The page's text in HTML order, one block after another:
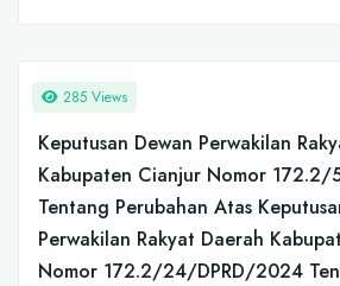
285 Views
Keputusan Dewan Perwakilan
Kabupaten Cianjur Nomor
Tentang Perubahan Atas
Perwakilan Rakyat Daerah
Nomor 172.2/24/DPRD/2024